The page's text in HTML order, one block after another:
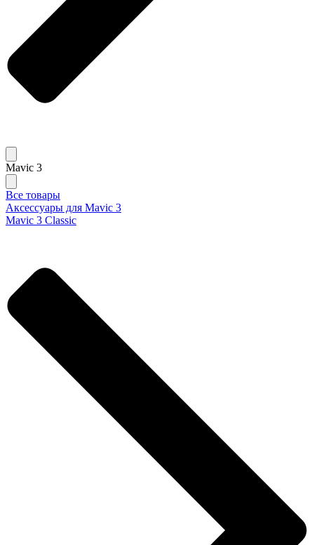
Mavic 3
Все товары
Аксессуары для Mavic 3
Mavic 3 Classic